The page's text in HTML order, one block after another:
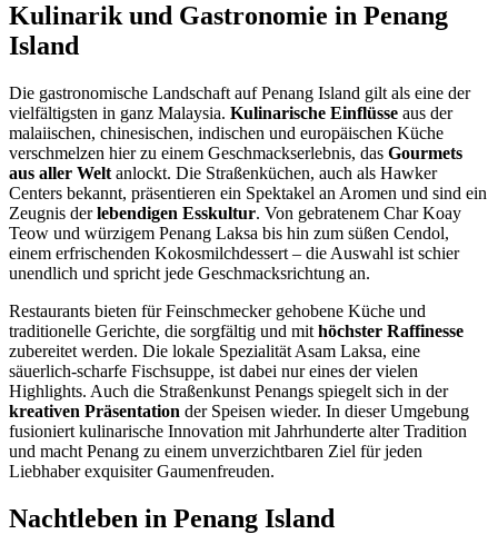
Kulinarik und Gastronomie in Penang
Island
Die gastronomische Landschaft auf Penang Island gilt als eine der
vielfältigsten in ganz Malaysia. Kulinarische Einflüsse aus der
malaiischen, chinesischen, indischen und europäischen Küche
verschmelzen hier zu einem Geschmackserlebnis, das Gourmets
aus aller Welt anlockt. Die Straßenküchen, auch als Hawker
Centers bekannt, präsentieren ein Spektakel an Aromen und sind ein
Zeugnis derlebendigen Esskultur. Von gebratenem Char Koay
Teow und würzigem Penang Laksa bis hin zum süßen Cendol,
einem erfrischenden Kokosmilchdessert – die Auswahl ist schier
unendlich und spricht jede Geschmacksrichtung an.
Restaurants bieten für Feinschmecker gehobene Küche und
traditionelle Gerichte, die sorgfältig und mit höchster Raffinesse
zubereitet werden. Die lokale Spezialität Asam Laksa, eine
säuerlich-scharfe Fischsuppe, ist dabei nur eines der vielen
Highlights. Auch die Straßenkunst Penangs spiegelt sich in der
kreativen Präsentation der Speisen wieder. In dieser Umgebung
fusioniert kulinarische Innovation mit Jahrhunderte alter Tradition
und macht Penang zu einem unverzichtbaren Ziel für jeden
Liebhaber exquisiter Gaumenfreuden.
Nachtleben in Penang Island